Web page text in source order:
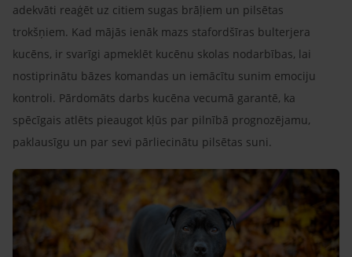
adekvāti reaģēt uz citiem sugas brāļiem un pilsētas
trokšņiem. Kad mājās ienāk mazs stafordšīras bulterjera
kucēns, ir svarīgi apmeklēt kucēnu skolas nodarbības, lai
nostiprinātu bāzes komandas un iemācītu sunim emociju
kontroli. Pārdomāts darbs kucēna vecumā garantē, ka
spēcīgais atlēts pieaugot kļūs par pilnībā prognozējamu,
paklausīgu un par sevi pārliecinātu pilsētas suni.